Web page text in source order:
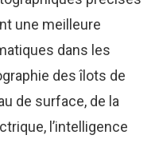
une meilleure
dans les
des îlots de
de surface, de la
l’intelligence